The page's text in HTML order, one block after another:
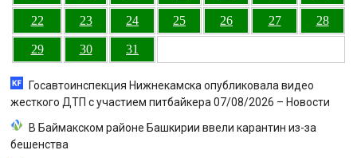
22 23 24 25 26 27 28
29 30 31
Госавтоинспекция Нижнекамска опубликовала видео
жесткого ДТП с участием питбайкера 07/08/2026 – Новости
В Баймакском районе Башкирии ввели карантин из-за
бешенства